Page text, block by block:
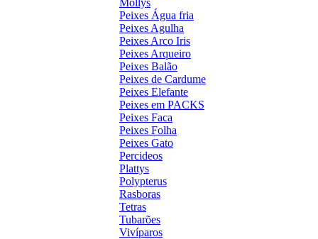
Peixes Água fria
Peixes Agulha
Peixes Arco Iris
Peixes Arqueiro
Peixes Balão
Peixes de Cardume
Peixes Elefante
Peixes em PACKS
Peixes Faca
Peixes Folha
Peixes Gato
Percideos
Plattys
Polypterus
Rasboras
Tetras
Tubarões
Vivíparos